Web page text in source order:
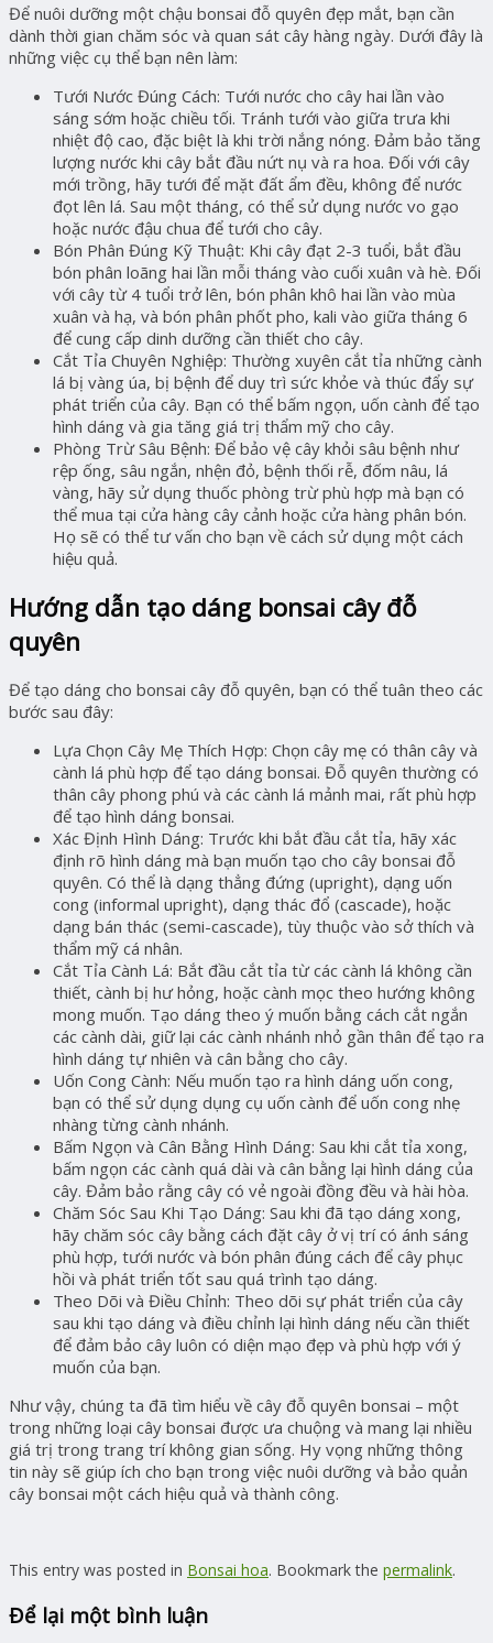
Để nuôi dưỡng một chậu bonsai đỗ quyên đẹp mắt, bạn cần
dành thời gian chăm sóc và quan sát cây hàng ngày. Dưới đây là
những việc cụ thể bạn nên làm:
Tưới Nước Đúng Cách: Tưới nước cho cây hai lần vào
sáng sớm hoặc chiều tối. Tránh tưới vào giữa trưa khi
nhiệt độ cao, đặc biệt là khi trời nắng nóng. Đảm bảo tăng
lượng nước khi cây bắt đầu nứt nụ và ra hoa. Đối với cây
mới trồng, hãy tưới để mặt đất ẩm đều, không để nước
đọt lên lá. Sau một tháng, có thể sử dụng nước vo gạo
hoặc nước đậu chua để tưới cho cây.
Bón Phân Đúng Kỹ Thuật: Khi cây đạt 2-3 tuổi, bắt đầu
bón phân loãng hai lần mỗi tháng vào cuối xuân và hè. Đối
với cây từ 4 tuổi trở lên, bón phân khô hai lần vào mùa
xuân và hạ, và bón phân phốt pho, kali vào giữa tháng 6
để cung cấp dinh dưỡng cần thiết cho cây.
Cắt Tỉa Chuyên Nghiệp: Thường xuyên cắt tỉa những cành
lá bị vàng úa, bị bệnh để duy trì sức khỏe và thúc đẩy sự
phát triển của cây. Bạn có thể bấm ngọn, uốn cành để tạo
hình dáng và gia tăng giá trị thẩm mỹ cho cây.
Phòng Trừ Sâu Bệnh: Để bảo vệ cây khỏi sâu bệnh như
rệp ống, sâu ngắn, nhện đỏ, bệnh thối rễ, đốm nâu, lá
vàng, hãy sử dụng thuốc phòng trừ phù hợp mà bạn có
thể mua tại cửa hàng cây cảnh hoặc cửa hàng phân bón.
Họ sẽ có thể tư vấn cho bạn về cách sử dụng một cách
hiệu quả.
Hướng dẫn tạo dáng bonsai cây đỗ
quyên
Để tạo dáng cho bonsai cây đỗ quyên, bạn có thể tuân theo các
bước sau đây:
Lựa Chọn Cây Mẹ Thích Hợp: Chọn cây mẹ có thân cây và
cành lá phù hợp để tạo dáng bonsai. Đỗ quyên thường có
thân cây phong phú và các cành lá mảnh mai, rất phù hợp
để tạo hình dáng bonsai.
Xác Định Hình Dáng: Trước khi bắt đầu cắt tỉa, hãy xác
định rõ hình dáng mà bạn muốn tạo cho cây bonsai đỗ
quyên. Có thể là dạng thẳng đứng (upright), dạng uốn
cong (informal upright), dạng thác đổ (cascade), hoặc
dạng bán thác (semi-cascade), tùy thuộc vào sở thích và
thẩm mỹ cá nhân.
Cắt Tỉa Cành Lá: Bắt đầu cắt tỉa từ các cành lá không cần
thiết, cành bị hư hỏng, hoặc cành mọc theo hướng không
mong muốn. Tạo dáng theo ý muốn bằng cách cắt ngắn
các cành dài, giữ lại các cành nhánh nhỏ gần thân để tạo ra
hình dáng tự nhiên và cân bằng cho cây.
Uốn Cong Cành: Nếu muốn tạo ra hình dáng uốn cong,
bạn có thể sử dụng dụng cụ uốn cành để uốn cong nhẹ
nhàng từng cành nhánh.
Bấm Ngọn và Cân Bằng Hình Dáng: Sau khi cắt tỉa xong,
bấm ngọn các cành quá dài và cân bằng lại hình dáng của
cây. Đảm bảo rằng cây có vẻ ngoài đồng đều và hài hòa.
Chăm Sóc Sau Khi Tạo Dáng: Sau khi đã tạo dáng xong,
hãy chăm sóc cây bằng cách đặt cây ở vị trí có ánh sáng
phù hợp, tưới nước và bón phân đúng cách để cây phục
hồi và phát triển tốt sau quá trình tạo dáng.
Theo Dõi và Điều Chỉnh: Theo dõi sự phát triển của cây
sau khi tạo dáng và điều chỉnh lại hình dáng nếu cần thiết
để đảm bảo cây luôn có diện mạo đẹp và phù hợp với ý
muốn của bạn.
Như vậy, chúng ta đã tìm hiểu về cây đỗ quyên bonsai – một
trong những loại cây bonsai được ưa chuộng và mang lại nhiều
giá trị trong trang trí không gian sống. Hy vọng những thông
tin này sẽ giúp ích cho bạn trong việc nuôi dưỡng và bảo quản
cây bonsai một cách hiệu quả và thành công.
This entry was posted in Bonsai hoa. Bookmark the permalink.
Để lại một bình luận